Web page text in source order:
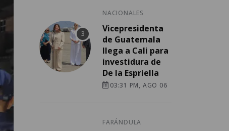
NACIONALES
Vicepresidenta
de Guatemala
llega a Cali para
investidura de
De la Espriella
03:31 PM, AGO 06
FARÁNDULA